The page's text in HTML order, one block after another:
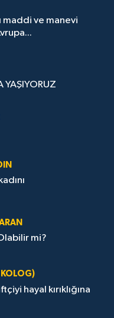
maddi ve manevi
YAŞIYORUZ
mi?
hayal kırıklığına